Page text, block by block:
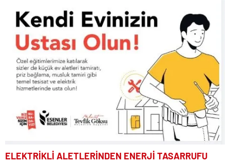
ELEKTRİKLİ ALETLERİNDEN ENERJİ TASARRUFU